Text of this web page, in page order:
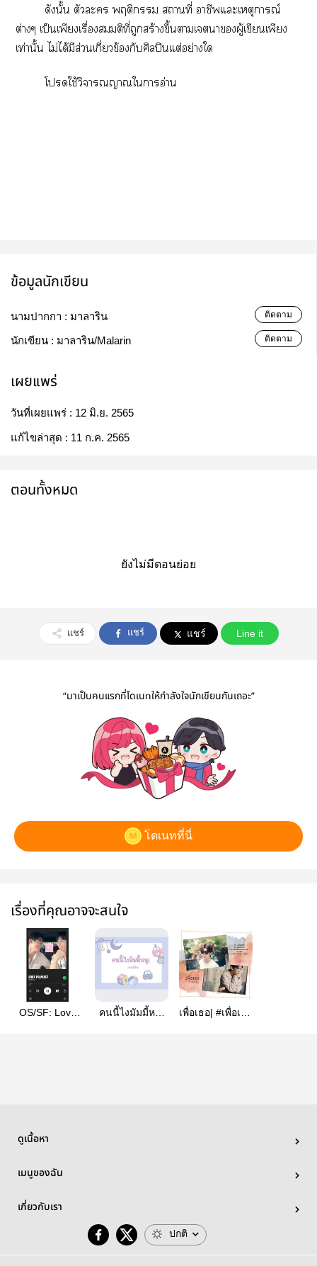
ดังนั้น ตัวละคร พฤติกรรม สถานที่ อาชีพและเหตุการณ์
ต่างๆ เป็นเพียงเรื่องสมมติที่ถูกสร้างขึ้นตามเจตนาของผู้เขียนเพียง
เท่านั้น ไม่ได้มีส่วนเกี่ยวข้องกับศิลปินแต่อย่างใด
โปรดใช้วิจารณญาณในการอ่าน
ข้อมูลนักเขียน
นามปากกา : มาลาริน ติดตาม
นักเขียน : มาลาริน/Malarin ติดตาม
เผยแพร่
วันที่เผยแพร่ : 12 มิ.ย. 2565
แก้ไขล่าสุด : 11 ก.ค. 2565
ตอนทั้งหมด
ยังไม่มีตอนย่อย
แชร์ แชร์ แชร์ Line it
“มาเป็นคนแรกที่โดเนทให้กำลังใจนักเขียนกันเถอะ”
โดเนทที่นี่
เรื่องที่คุณอาจจะสนใจ
OS/SF: Love
คนนี้ไงมัมมี้หนู!
เพื่อเธอ| #เพื่อเธอ
ดูเนื้อหา
เมนูของฉัน
เกี่ยวกับเรา
ปกติ